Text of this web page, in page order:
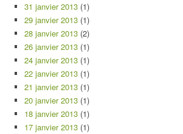
31 janvier 2013 (1)
29 janvier 2013 (1)
28 janvier 2013 (2)
26 janvier 2013 (1)
24 janvier 2013 (1)
22 janvier 2013 (1)
21 janvier 2013 (1)
20 janvier 2013 (1)
18 janvier 2013 (1)
17 janvier 2013 (1)